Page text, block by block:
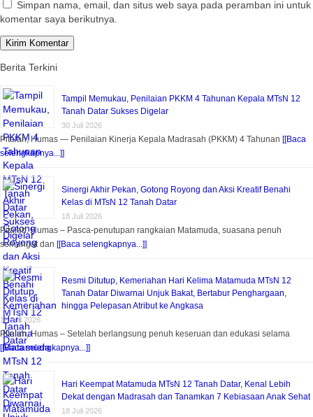
Simpan nama, email, dan situs web saya pada peramban ini untuk
komentar saya berikutnya.
Berita Terkini
Tampil Memukau, Penilaian PKKM 4 Tahunan Kepala MTsN 12
Tanah Datar Sukses Digelar
30 Juli 2026
Pitalah, Humas — Penilaian Kinerja Kepala Madrasah (PKKM) 4 Tahunan [[Baca
selengkapnya...]]
Sinergi Akhir Pekan, Gotong Royong dan Aksi Kreatif Benahi
Kelas di MTsN 12 Tanah Datar
18 Juli 2026
Pitalah, Humas – Pasca-penutupan rangkaian Matamuda, suasana penuh
semangat dan [[Baca selengkapnya...]]
Resmi Ditutup, Kemeriahan Hari Kelima Matamuda MTsN 12
Tanah Datar Diwarnai Unjuk Bakat, Bertabur Penghargaan,
hingga Pelepasan Atribut ke Angkasa
18 Juli 2026
Pitalah, Humas – Setelah berlangsung penuh keseruan dan edukasi selama
[[Baca selengkapnya...]]
Hari Keempat Matamuda MTsN 12 Tanah Datar, Kenal Lebih
Dekat dengan Madrasah dan Tanamkan 7 Kebiasaan Anak Sehat
18 Juli 2026